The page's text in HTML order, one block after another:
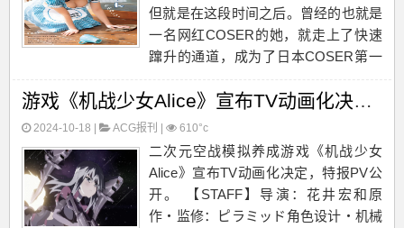
但就是在这段时间之后。曾经的也就是
一名网红COSER的她，就走上了快速
蹿升的通道，成为了日本COSER第一
仆装的，对enako来说也算是一种回忆
了吧！...
游戏《机战少女Alice》宣布TV动画化决定，特报PV公开。
2024-10-18 | ACG报刊 610°c
二次元空战模拟养成游戏《机战少女
Alice》宣布TV动画化决定，特报PV公
开。 【STAFF】导演：花井宏和原
作・监修：ピラミッド角色设计・机械